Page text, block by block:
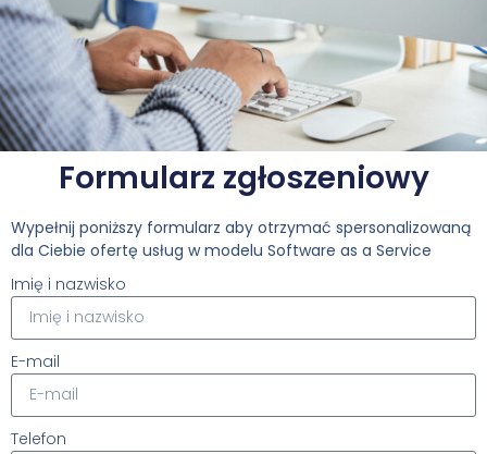
Formularz zgłoszeniowy
Wypełnij poniższy formularz aby otrzymać spersonalizowaną
dla Ciebie ofertę usług w modelu Software as a Service
Imię i nazwisko
E-mail
Telefon